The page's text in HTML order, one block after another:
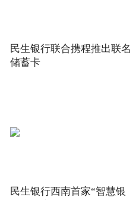
民生银行联合携程推出联名
储蓄卡
民生银行西南首家“智慧银